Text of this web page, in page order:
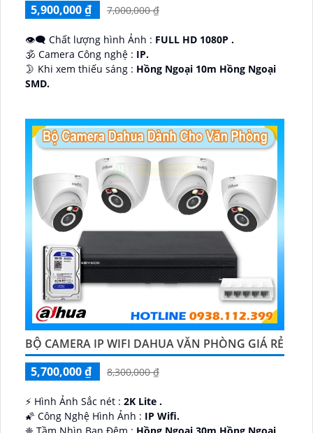
5,900,000 ₫
7,000,000 ₫
👁️‍🗨 Chất lượng hình Ảnh : FULL HD 1080P .
🕉️ Camera Công nghệ : IP.
🌛 Khi xem thiếu sáng : Hồng Ngoại 10m Hồng Ngoại
SMD.
BỘ CAMERA IP WIFI DAHUA VĂN PHÒNG GIÁ RẺ
5,700,000 ₫
8,300,000 ₫
️⚡ Hình Ảnh Sắc nét : 2K Lite .
🌠 Công Nghệ Hình Ảnh : IP Wifi.